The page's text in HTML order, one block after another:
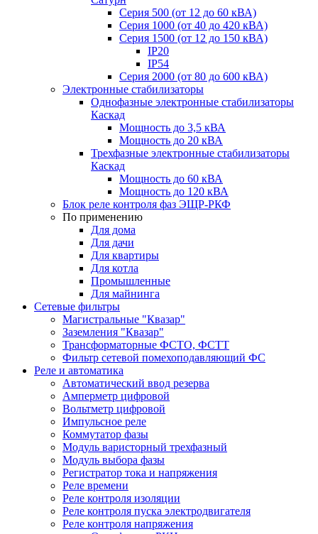
Cерия 500 (от 12 до 60 кВА)
Серия 1000 (от 40 до 420 кВА)
Серия 1500 (от 12 до 150 кВА)
IP20
IP54
Серия 2000 (от 80 до 600 кВА)
Электронные стабилизаторы
Однофазные электронные стабилизаторы
Каскад
Мощность до 3,5 кВА
Мощность до 20 кВА
Трехфазные электронные стабилизаторы
Каскад
Мощность до 60 кВА
Мощность до 120 кВА
Блок реле контроля фаз ЭЩР-РКФ
По применению
Для дома
Для дачи
Для квартиры
Для котла
Промышленные
Для майнинга
Сетевые фильтры
Магистральные "Квазар"
Заземления "Квазар"
Трансформаторные ФСТО, ФСТТ
Фильтр сетевой помехоподавляющий ФС
Реле и автоматика
Автоматический ввод резерва
Амперметр цифровой
Вольтметр цифровой
Импульсное реле
Коммутатор фазы
Модуль варисторный трехфазный
Модуль выбора фазы
Регистратор тока и напряжения
Реле времени
Реле контроля изоляции
Реле контроля пуска электродвигателя
Реле контроля напряжения